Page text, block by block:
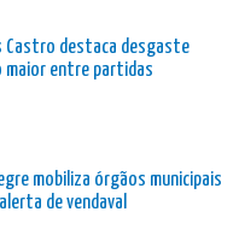
Castro destaca desgaste
maior entre partidas
mobiliza órgãos municipais
de vendaval